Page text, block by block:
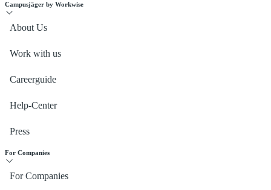
Campusjäger by Workwise
About Us
Work with us
Careerguide
Help-Center
Press
For Companies
For Companies